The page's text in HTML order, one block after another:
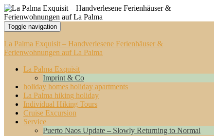
Toggle navigation
La Palma Exquisit – Handverlesene Ferienhäuser &
Ferienwohnungen auf La Palma
La Palma Exquisit
Imprint & Co
holiday homes holiday apartments
La Palma hiking holiday
Individual Hiking Tours
Cruise Excursion
Service
Puerto Naos Update – Slowly Returning to Normal